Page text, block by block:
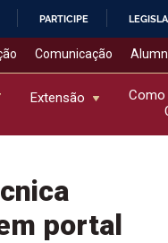
PARTICIPE
Comunicação
Extensão
Como
portal